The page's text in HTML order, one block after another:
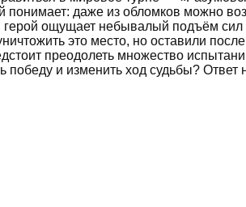
даже из обломков можно
ощущает небывалый подъём сил
это место, но оставили
преодолеть множество
и изменить ход судьбы? Ответ